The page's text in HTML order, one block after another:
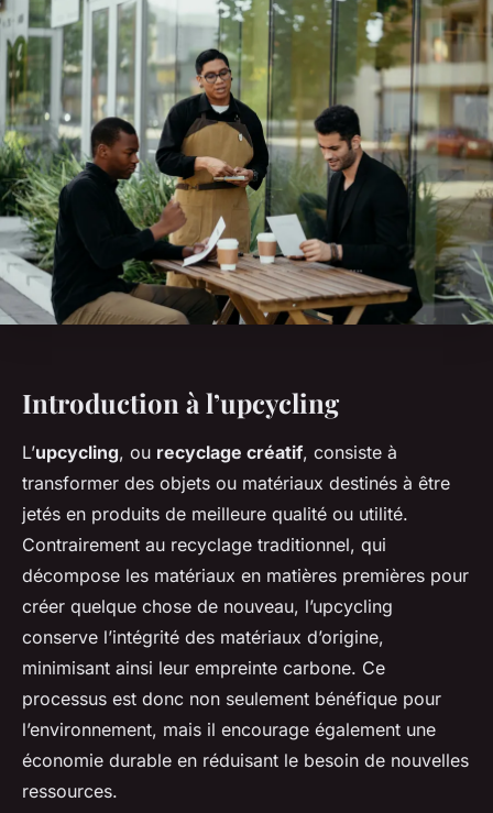
Introduction à l’upcycling
L’upcycling, ou recyclage créatif, consiste à
transformer des objets ou matériaux destinés à être
jetés en produits de meilleure qualité ou utilité.
Contrairement au recyclage traditionnel, qui
décompose les matériaux en matières premières pour
créer quelque chose de nouveau, l’upcycling
conserve l’intégrité des matériaux d’origine,
minimisant ainsi leur empreinte carbone. Ce
processus est donc non seulement bénéfique pour
l’environnement, mais il encourage également une
économie durable en réduisant le besoin de nouvelles
ressources.